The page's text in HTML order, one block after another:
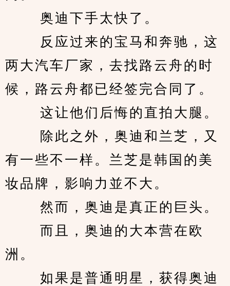
奥迪下手太快了。
反应过来的宝马和奔驰，这
两大汽车厂家，去找路云舟的时
候，路云舟都已经签完合同了。
这让他们后悔的直拍大腿。
除此之外，奥迪和兰芝，又
有一些不一样。兰芝是韩国的美
妆品牌，影响力並不大。
然而，奥迪是真正的巨头。
而且，奥迪的大本营在欧
洲。
如果是普通明星，获得奥迪